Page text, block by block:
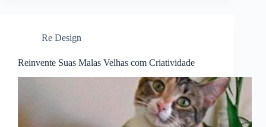
Re Design
Reinvente Suas Malas Velhas com Criatividade